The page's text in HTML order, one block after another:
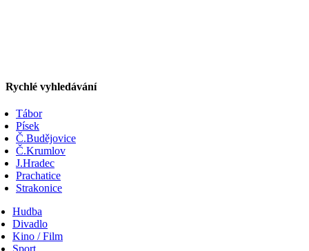
Rychlé vyhledávání
Tábor
Písek
Č.Budějovice
Č.Krumlov
J.Hradec
Prachatice
Strakonice
Hudba
Divadlo
Kino / Film